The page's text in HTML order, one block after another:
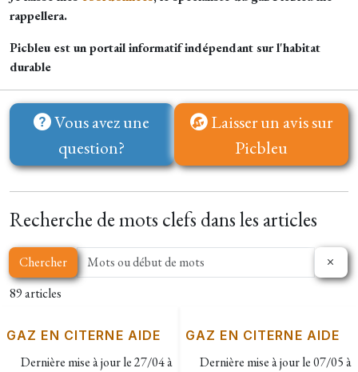
rappellera.
Picbleu est un portail informatif indépendant sur l'habitat
durable
Vous avez une
question?
Laisser un avis sur
Picbleu
Recherche de mots clefs dans les articles
Chercher
89 articles
GAZ EN CITERNE AIDE
Dernière mise à jour le27/04 à
GAZ EN CITERNE AIDE
Dernière mise à jour le07/05 à